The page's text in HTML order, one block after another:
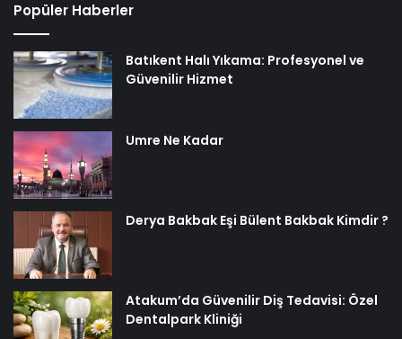
Popüler Haberler
Batıkent Halı Yıkama: Profesyonel ve
Güvenilir Hizmet
Umre Ne Kadar
Derya Bakbak Eşi Bülent Bakbak Kimdir ?
Atakum’da Güvenilir Diş Tedavisi: Özel
Dentalpark Kliniği